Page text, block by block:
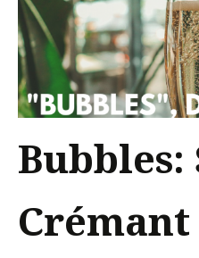
Bubbles:
Crémant